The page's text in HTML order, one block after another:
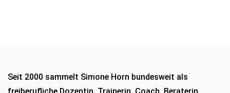
Seit 2000 sammelt Simone Horn bundesweit als